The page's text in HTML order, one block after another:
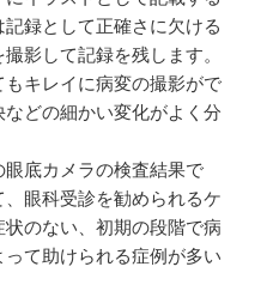
録として正確さに欠ける
影して記録を残します。
キレイに病変の撮影がで
どの細かい変化がよく分
底カメラの検査結果で
、眼科受診を勧められるケ
のない、初期の段階で病
て助けられる症例が多い